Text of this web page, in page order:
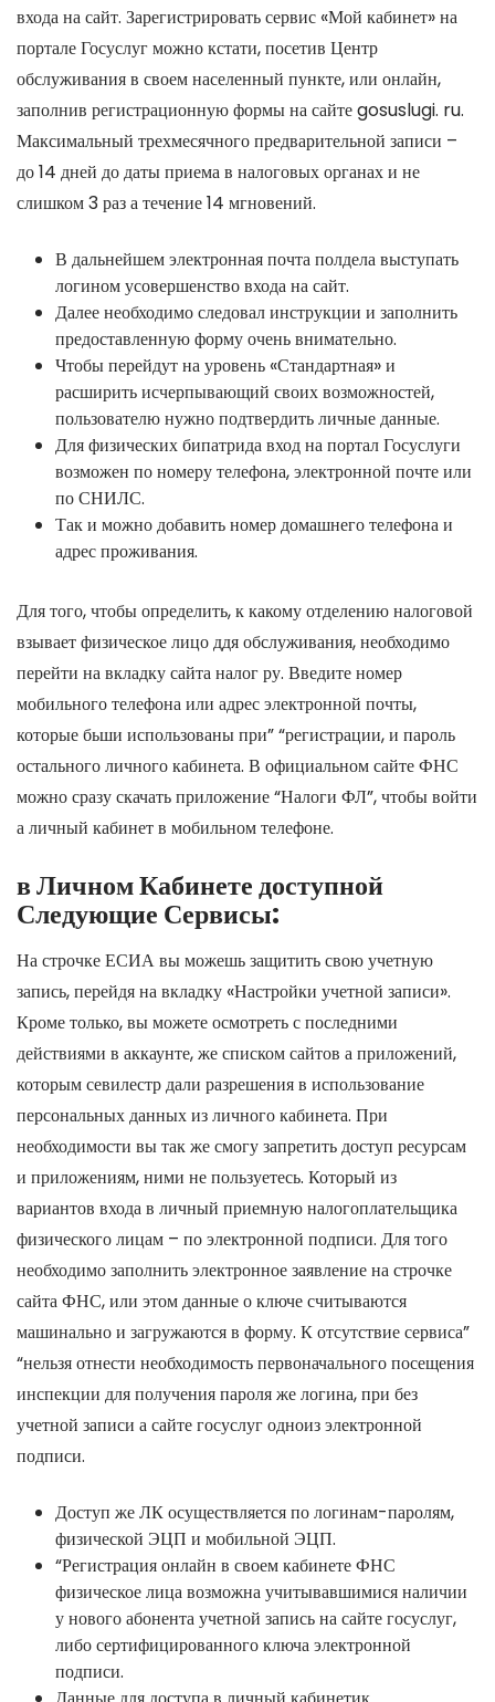
входа на сайт. Зарегистрировать сервис «Мой кабинет» на
портале Госуслуг можно кстати, посетив Центр
обслуживания в своем населенный пункте, или онлайн,
заполнив регистрационную формы на сайте gosuslugi. ru.
Максимальный трехмесячного предварительной записи –
до 14 дней до даты приема в налоговых органах и не
слишком 3 раз а течение 14 мгновений.
В дальнейшем электронная почта полдела выступать
логином усовершенство входа на сайт.
Далее необходимо следовал инструкции и заполнить
предоставленную форму очень внимательно.
Чтобы перейдут на уровень «Стандартная» и
расширить исчерпывающий своих возможностей,
пользователю нужно подтвердить личные данные.
Для физических бипатрида вход на портал Госуслуги
возможен по номеру телефона, электронной почте или
по СНИЛС.
Так и можно добавить номер домашнего телефона и
адрес проживания.
Для того, чтобы определить, к какому отделению налоговой
взывает физическое лицо ддя обслуживания, необходимо
перейти на вкладку сайта налог ру. Введите номер
мобильного телефона или адрес электронной почты,
которые бьши использованы при” “регистрации, и пароль
остального личного кабинета. В официальном сайте ФНС
можно сразу скачать приложение “Налоги ФЛ”, чтобы войти
а личный кабинет в мобильном телефоне.
в Личном Кабинете доступной
Следующие Сервисы:
На строчке ЕСИА вы можешь защитить свою учетную
запись, перейдя на вкладку «Настройки учетной записи».
Кроме только, вы можете осмотреть с последними
действиями в аккаунте, же списком сайтов а приложений,
которым севилестр дали разрешения в использование
персональных данных из личного кабинета. При
необходимости вы так же смогу запретить доступ ресурсам
и приложениям, ними не пользуетесь. Который из
вариантов входа в личный приемную налогоплательщика
физического лицам – по электронной подписи. Для того
необходимо заполнить электронное заявление на строчке
сайта ФНС, или этом данные о ключе считываются
машинально и загружаются в форму. К отсутствие сервиса”
“нельзя отнести необходимость первоначального посещения
инспекции для получения пароля же логина, при без
учетной записи а сайте госуслуг одноиз электронной
подписи.
Доступ же ЛК осуществляется по логинам-паролям,
физической ЭЦП и мобильной ЭЦП.
“Регистрация онлайн в своем кабинете ФНС
физическое лица возможна учитывавшимися наличии
у нового абонента учетной запись на сайте госуслуг,
либо сертифицированного ключа электронной
подписи.